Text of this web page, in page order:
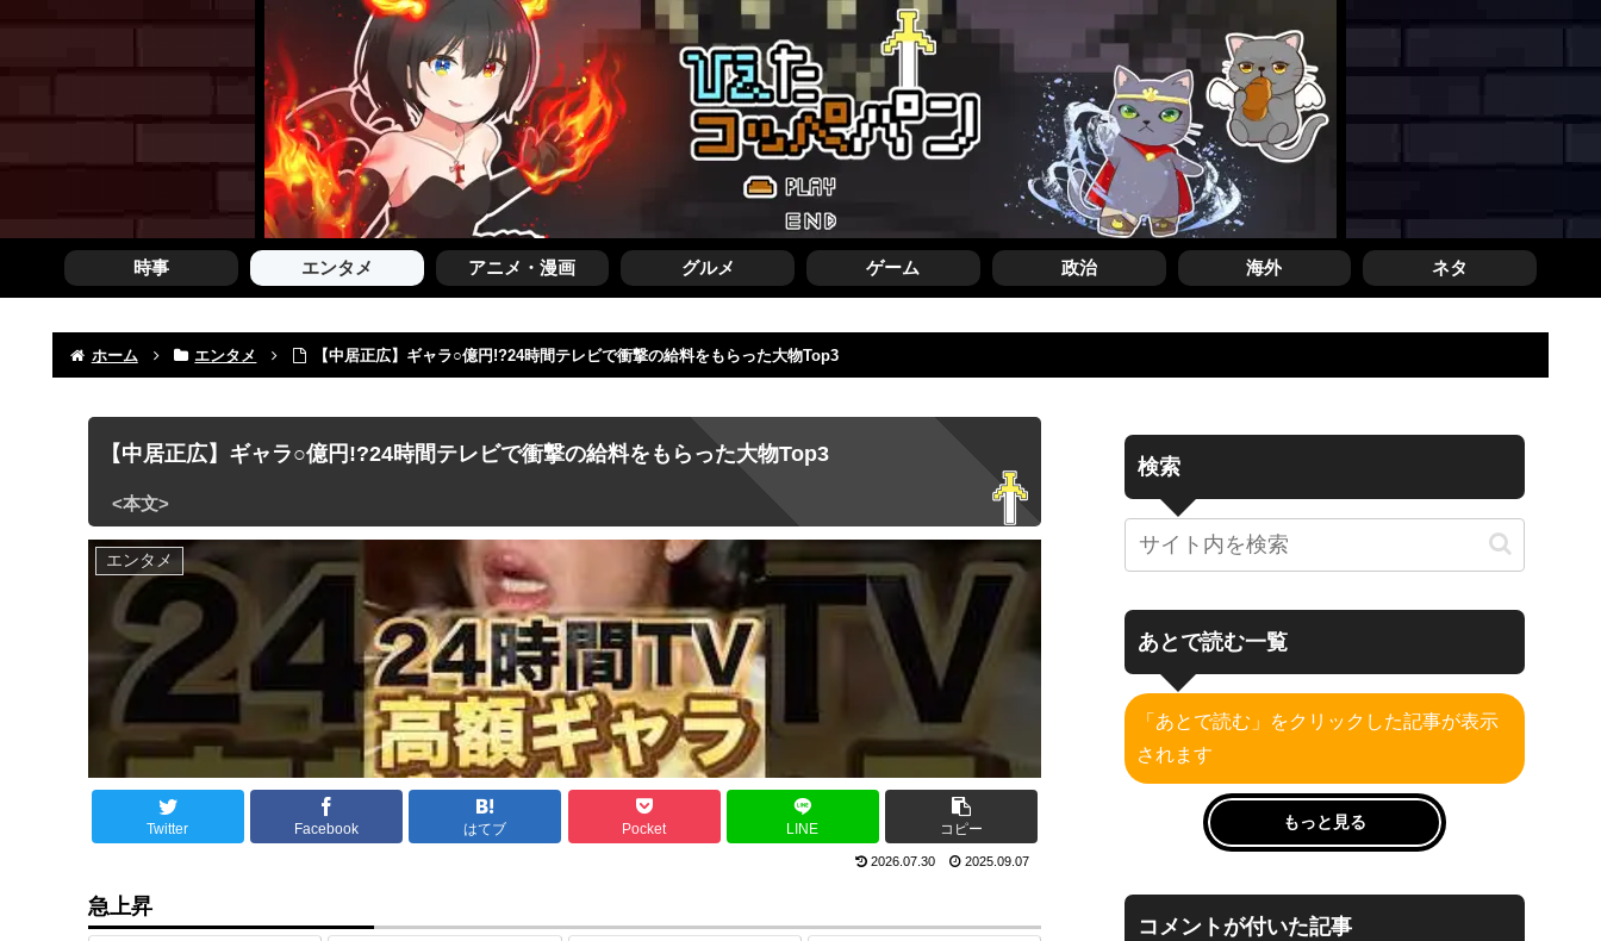
時事 エンタメ アニメ・漫画 グルメ ゲーム 政治 海外 ネタ
ホーム エンタメ 【中居正広】ギャラ○億円!?24時間テレビで衝撃の給料をもらった大物Top3
【中居正広】ギャラ○億円!?24時間テレビで衝撃の給料をもらった大物Top3
エンタメ
Twitter Facebook はてブ Pocket LINE コピー
2026.07.30 2025.09.07
急上昇
検索
あとで読む一覧
「あとで読む」をクリックした記事が表示
されます
もっと見る
コメントが付いた記事